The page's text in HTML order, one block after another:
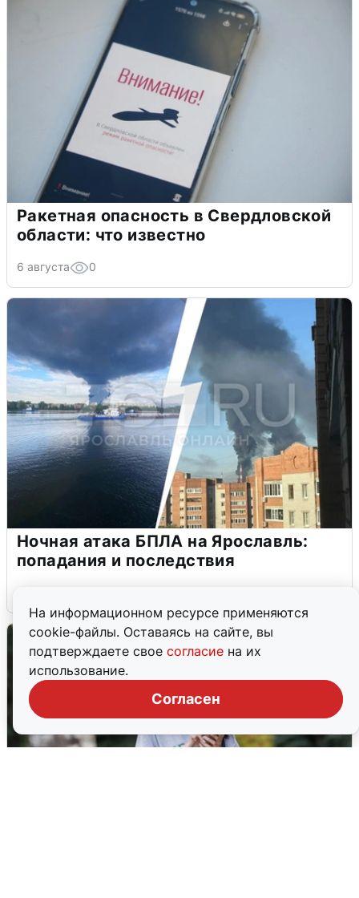
На информационном ресурсе применяются
cookie-файлы. Оставаясь на сайте, вы
подтверждаете свое согласие на их
использование.
Согласен
Ракетная опасность в Свердловской
области: что известно
6 августа 0
Ночная атака БПЛА на Ярославль:
попадания и последствия